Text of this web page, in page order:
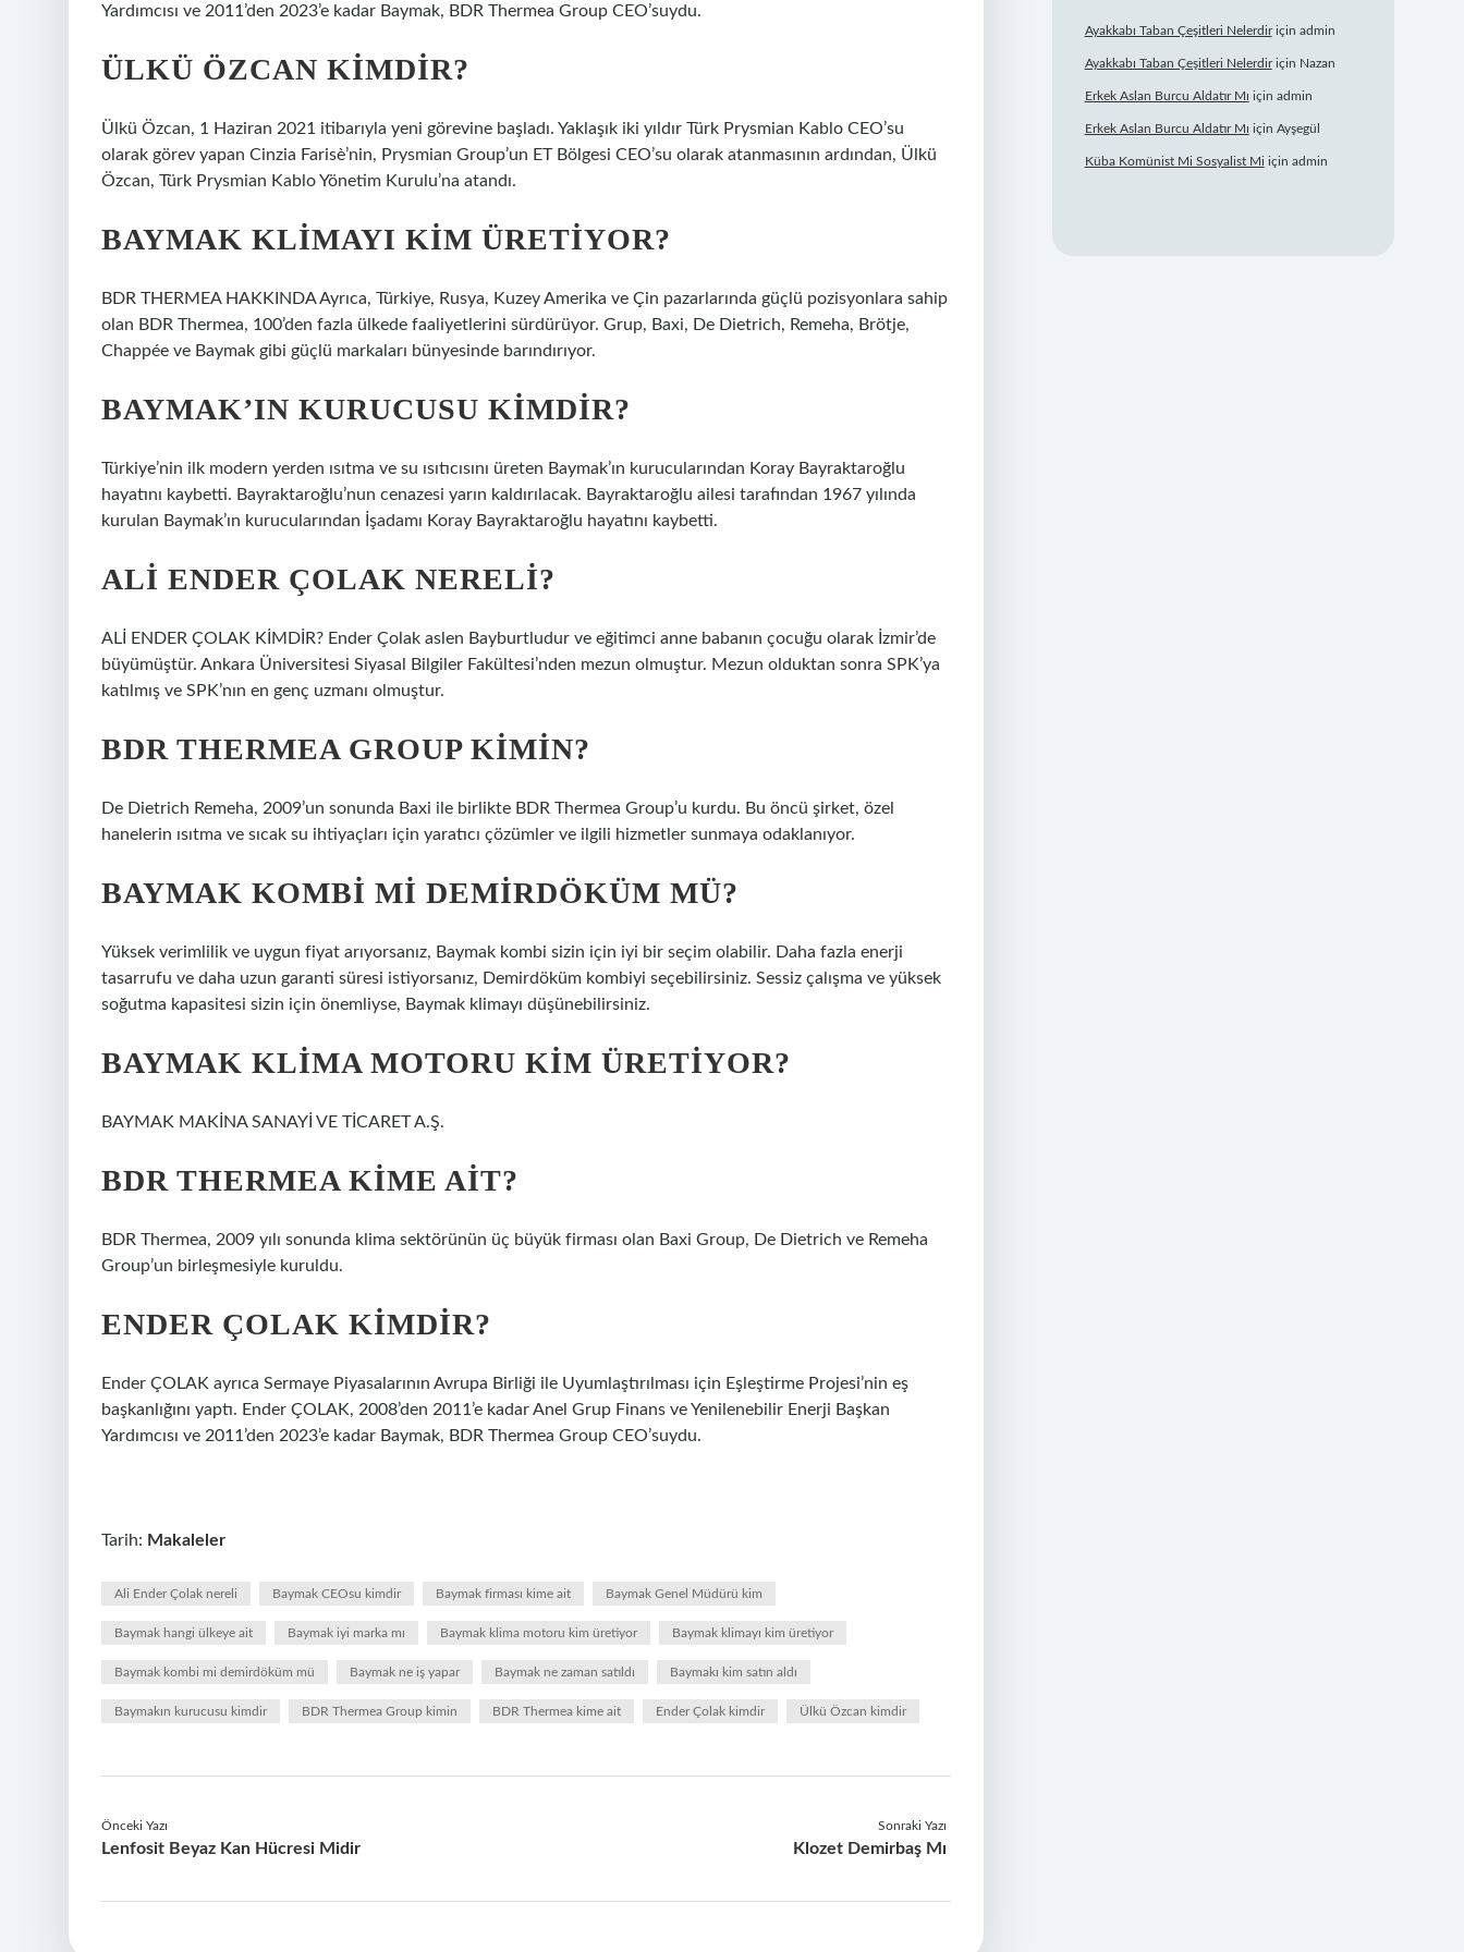
Yardımcısı ve 2011’den 2023’e kadar Baymak, BDR Thermea Group CEO’suydu.
ÜLKÜ ÖZCAN KIMDIR?
Ülkü Özcan, 1 Haziran 2021 itibarıyla yeni görevine başladı. Yaklaşık iki yıldır Türk Prysmian Kablo CEO’su
olarak görev yapan Cinzia Farisè’nin, Prysmian Group’un ET Bölgesi CEO’su olarak atanmasının ardından, Ülkü
Özcan, Türk Prysmian Kablo Yönetim Kurulu’na atandı.
BAYMAK KLIMAYI KIM ÜRETIYOR?
BDR THERMEA HAKKINDA Ayrıca, Türkiye, Rusya, Kuzey Amerika ve Çin pazarlarında güçlü pozisyonlara sahip
olan BDR Thermea, 100’den fazla ülkede faaliyetlerini sürdürüyor. Grup, Baxi, De Dietrich, Remeha, Brötje,
Chappée ve Baymak gibi güçlü markaları bünyesinde barındırıyor.
BAYMAK’IN KURUCUSU KIMDIR?
Türkiye’nin ilk modern yerden ısıtma ve su ısıtıcısını üreten Baymak’ın kurucularından Koray Bayraktaroğlu
hayatını kaybetti. Bayraktaroğlu’nun cenazesi yarın kaldırılacak. Bayraktaroğlu ailesi tarafından 1967 yılında
kurulan Baymak’ın kurucularından İşadamı Koray Bayraktaroğlu hayatını kaybetti.
ALI ENDER ÇOLAK NERELI?
ALİ ENDER ÇOLAK KİMDİR? Ender Çolak aslen Bayburtludur ve eğitimci anne babanın çocuğu olarak İzmir’de
büyümüştür. Ankara Üniversitesi Siyasal Bilgiler Fakültesi’nden mezun olmuştur. Mezun olduktan sonra SPK’ya
katılmış ve SPK’nın en genç uzmanı olmuştur.
BDR THERMEA GROUP KIMIN?
De Dietrich Remeha, 2009’un sonunda Baxi ile birlikte BDR Thermea Group’u kurdu. Bu öncü şirket, özel
hanelerin ısıtma ve sıcak su ihtiyaçları için yaratıcı çözümler ve ilgili hizmetler sunmaya odaklanıyor.
BAYMAK KOMBI MI DEMIRDÖKÜM MÜ?
Yüksek verimlilik ve uygun fiyat arıyorsanız, Baymak kombi sizin için iyi bir seçim olabilir. Daha fazla enerji
tasarrufu ve daha uzun garanti süresi istiyorsanız, Demirdöküm kombiyi seçebilirsiniz. Sessiz çalışma ve yüksek
soğutma kapasitesi sizin için önemliyse, Baymak klimayı düşünebilirsiniz.
BAYMAK KLIMA MOTORU KIM ÜRETIYOR?
BAYMAK MAKİNA SANAYİ VE TİCARET A.Ş.
BDR THERMEA KIME AIT?
BDR Thermea, 2009 yılı sonunda klima sektörünün üç büyük firması olan Baxi Group, De Dietrich ve Remeha
Group’un birleşmesiyle kuruldu.
ENDER ÇOLAK KIMDIR?
Ender ÇOLAK ayrıca Sermaye Piyasalarının Avrupa Birliği ile Uyumlaştırılması için Eşleştirme Projesi’nin eş
başkanlığını yaptı. Ender ÇOLAK, 2008’den 2011’e kadar Anel Grup Finans ve Yenilenebilir Enerji Başkan
Yardımcısı ve 2011’den 2023’e kadar Baymak, BDR Thermea Group CEO’suydu.
Tarih: Makaleler
Ali Ender Çolak nereli Baymak CEOsu kimdir Baymak firması kime ait Baymak Genel Müdürü kim
Baymak hangi ülkeye ait Baymak iyi marka mı Baymak klima motoru kim üretiyor Baymak klimayı kim üretiyor
Baymak kombi mi demirdöküm mü Baymak ne iş yapar Baymak ne zaman satıldı Baymakı kim satın aldı
Baymakın kurucusu kimdir BDR Thermea Group kimin BDR Thermea kime ait Ender Çolak kimdir Ülkü Özcan kimdir
Önceki Yazı
Lenfosit Beyaz Kan Hücresi Midir
Sonraki Yazı
Klozet Demirbaş Mı
Ayakkabı Taban Çeşitleri Nelerdiriçin admin
Ayakkabı Taban Çeşitleri Nelerdiriçin Nazan
Erkek Aslan Burcu Aldatır Mı için admin
Erkek Aslan Burcu Aldatır Mı için Ayşegül
Küba Komünist Mi Sosyalist Mi için admin